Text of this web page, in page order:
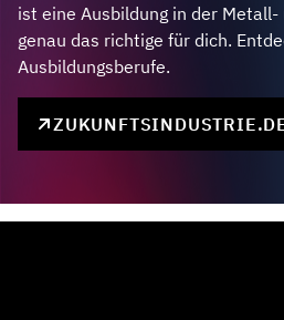
ist eine Ausbildung in der
genau das richtige für dich.
Ausbildungsberufe.